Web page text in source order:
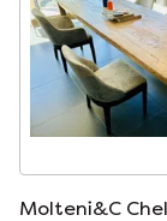
Molteni&C